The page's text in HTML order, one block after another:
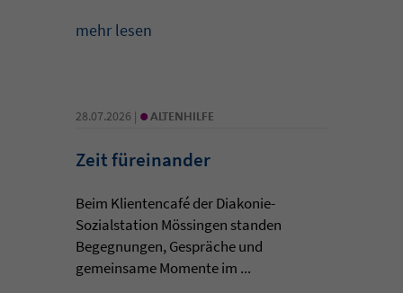
mehr lesen
28.07.2026 | • ALTENHILFE
Zeit füreinander
Beim Klientencafé der Diakonie-
Sozialstation Mössingen standen
Begegnungen, Gespräche und
gemeinsame Momente im ...